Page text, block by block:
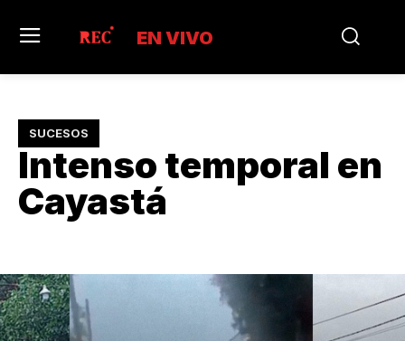
EN VIVO
SUCESOS
Intenso temporal en
Cayastá